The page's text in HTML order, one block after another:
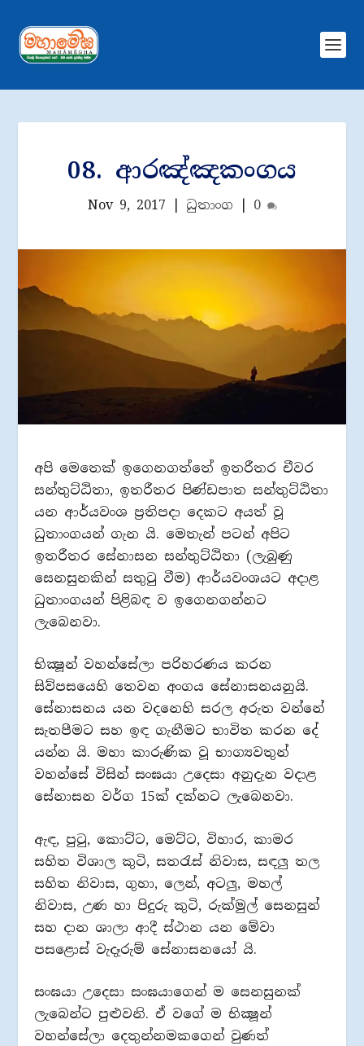
08. ආරඤ්ඤකංගය
Nov 9, 2017 ධුතාංග 0
අපි මෙතෙක් ඉගෙනගත්තේ ඉතරීතර චීවර
සන්තුට්ඨිතා, ඉතරීතර පිණ්ඩපාත සන්තුට්ඨිතා
යන ආර්යවංශ ප්‍රතිපදා දෙකට අයත් වූ
ධුතාංගයන් ගැන යි. මෙතැන් පටන් අපිට
ඉතරීතර සේනාසන සන්තුට්ඨිතා (ලැබුණු
සෙනසුනකින් සතුටු වීම) ආර්යවංශයට අදාළ
ධුතාංගයන් පිළිබඳ ව ඉගෙනගන්නට
ලැබෙනවා.
භික්‍ෂූන් වහන්සේලා පරිහරණය කරන
සිව්පසයෙහි තෙවන අංගය සේනාසනයනුයි.
සේනාසනය යන වදනෙහි සරල අරුත වන්නේ
සැතපීමට සහ ඉඳ ගැනීමට භාවිත කරන දේ
යන්න යි. මහා කාරුණික වූ භාග්‍යවතුන්
වහන්සේ විසින් සංඝයා උදෙසා අනුදැන වදාළ
සේනාසන වර්ග 15ක් දක්නට ලැබෙනවා.
ඇඳ, පුටු, කොට්ට, මෙට්ට, විහාර, කාමර
සහිත විශාල කුටි, සතරැස් නිවාස, සඳලු තල
සහිත නිවාස, ගුහා, ලෙන්, අටලු, මහල්
නිවාස, උණ හා පිදුරු කුටි, රුක්මුල් සෙනසුන්
සහ දාන ශාලා ආදී ස්ථාන යන මේවා
පසළොස් වැදෑරුම් සේනාසනයෝ යි.
සංඝයා උදෙසා සංඝයාගෙන් ම සෙනසුනක්
ලැබෙන්ට පුළුවනි. ඒ වගේ ම භික්‍ෂූන්
වහන්සේලා දෙතුන්නමකගෙන් වුණත්